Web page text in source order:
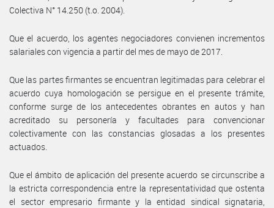
Colectiva N° 14.250 (t.o. 2004).
Que el acuerdo, los agentes negociadores convienen incrementos
salariales con vigencia a partir del mes de mayo de 2017.
Que las partes firmantes se encuentran legitimadas para celebrar el
acuerdo cuya homologación se persigue en el presente trámite,
conforme surge de los antecedentes obrantes en autos y han
acreditado su personería y facultades para convencionar
colectivamente con las constancias glosadas a los presentes
actuados.
Que el ámbito de aplicación del presente acuerdo se circunscribe a
la estricta correspondencia entre la representatividad que ostenta
el sector empresario firmante y la entidad sindical signataria,